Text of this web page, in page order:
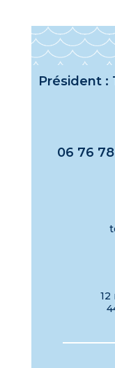
Président :
06 76
12